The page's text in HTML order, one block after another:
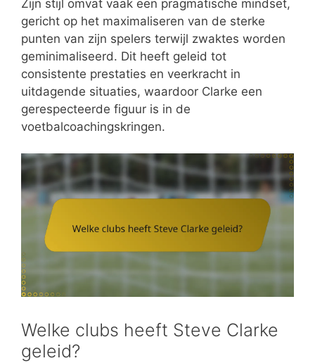
Zijn stijl omvat vaak een pragmatische mindset,
gericht op het maximaliseren van de sterke
punten van zijn spelers terwijl zwaktes worden
geminimaliseerd. Dit heeft geleid tot
consistente prestaties en veerkracht in
uitdagende situaties, waardoor Clarke een
gerespecteerde figuur is in de
voetbalcoachingskringen.
Welke clubs heeft Steve Clarke
geleid?